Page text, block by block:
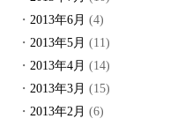
2013年6月 (4)
2013年5月 (11)
2013年4月 (14)
2013年3月 (15)
2013年2月 (6)